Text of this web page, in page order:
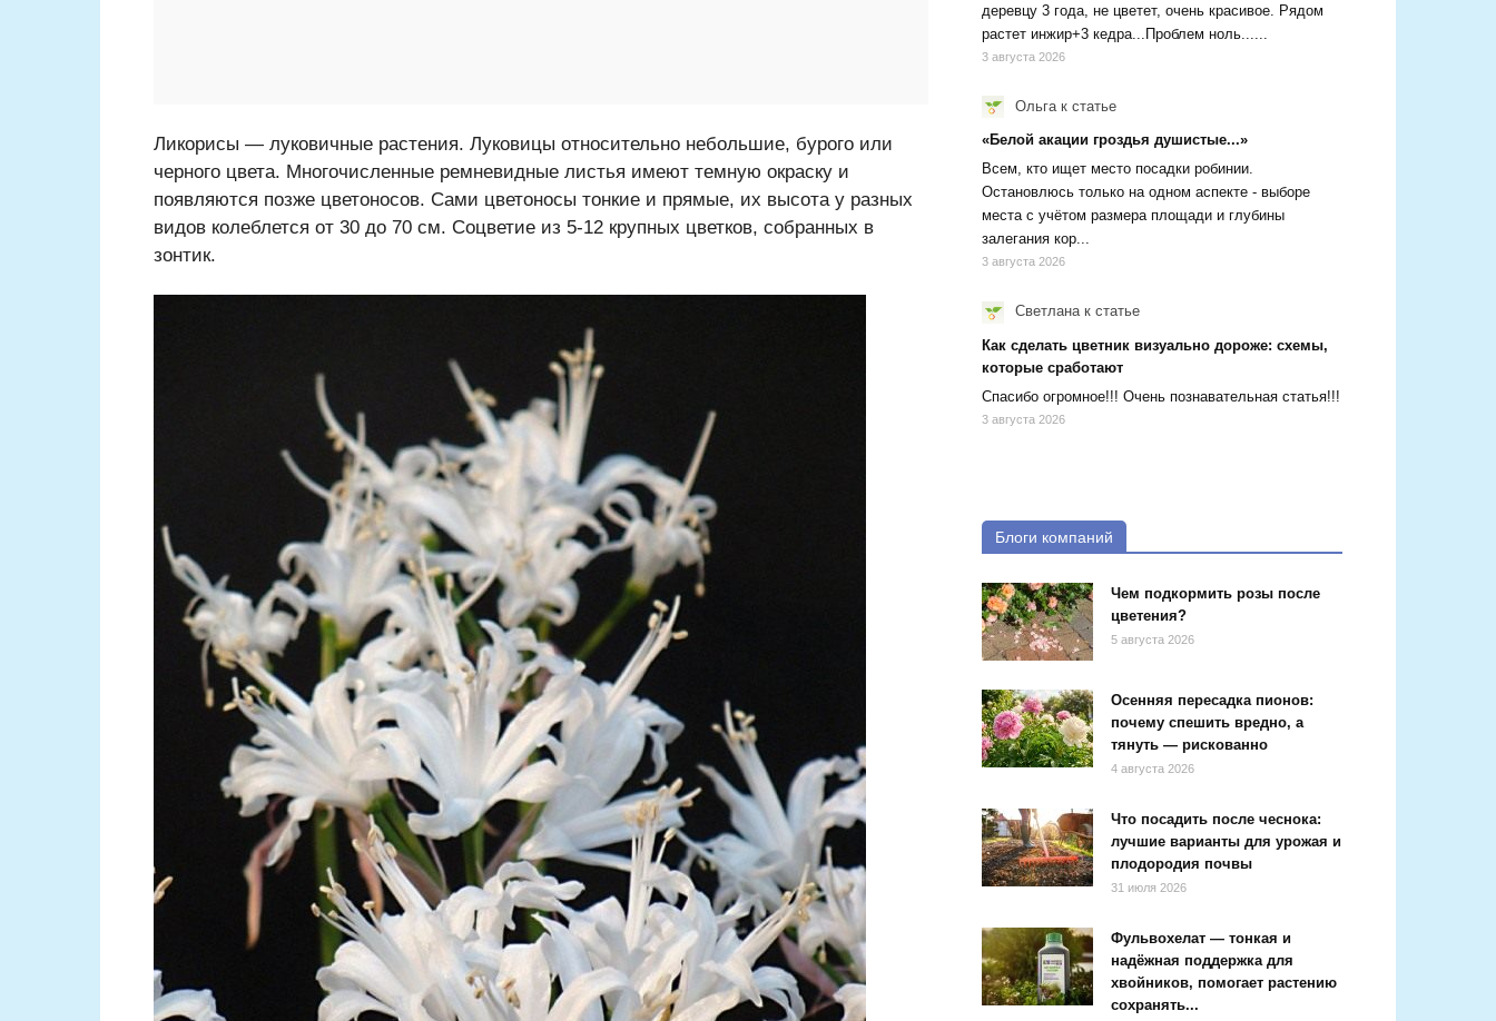
Ликорисы — луковичные растения. Луковицы относительно небольшие, бурого или
черного цвета. Многочисленные ремневидные листья имеют темную окраску и
появляются позже цветоносов. Сами цветоносы тонкие и прямые, их высота у разных
видов колеблется от 30 до 70 см. Соцветие из 5-12 крупных цветков, собранных в
зонтик.
деревцу 3 года, не цветет, очень красивое. Рядом
растет инжир+3 кедра...Проблем ноль......
3 августа 2026
Ольга к статье
«Белой акации гроздья душистые...»
Всем, кто ищет место посадки робинии.
Остановлюсь только на одном аспекте - выборе
места с учётом размера площади и глубины
залегания кор...
3 августа 2026
Светланак статье
Как сделать цветник визуально дороже: схемы,
которые сработают
Спасибо огромное!!! Очень познавательная статья!!!
3 августа 2026
Блоги компаний
Чем подкормить розы после
цветения?
5 августа 2026
Осенняя пересадка пионов:
почему спешить вредно, а
тянуть — рискованно
4 августа 2026
Что посадить после чеснока:
лучшие варианты для урожая и
плодородия почвы
31 июля 2026
Фульвохелат — тонкая и
надёжная поддержка для
хвойников, помогает растению
сохранять...